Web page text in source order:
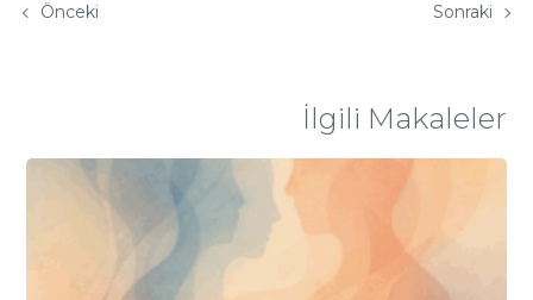
Önceki Sonraki
İlgili Makaleler